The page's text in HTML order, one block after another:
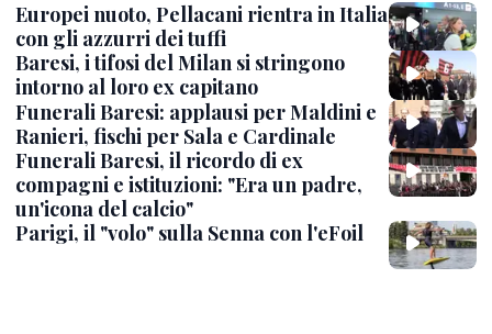
Europei nuoto, Pellacani rientra in Italia
con gli azzurri dei tuffi
Baresi, i tifosi del Milan si stringono
intorno al loro ex capitano
Funerali Baresi: applausi per Maldini e
Ranieri, fischi per Sala e Cardinale
Funerali Baresi, il ricordo di ex
compagni e istituzioni: "Era un padre,
un'icona del calcio"
Parigi, il "volo" sulla Senna con l'eFoil